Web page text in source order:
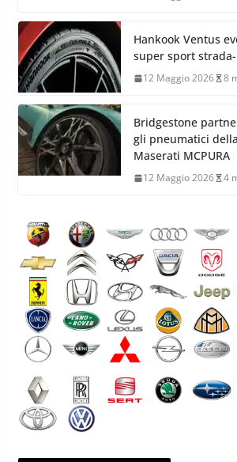
Hankook Ventus
super sport
12 Maggio 2026 8
Bridgestone
gli pneumatici
Maserati MCPURA
12 Maggio 2026 4